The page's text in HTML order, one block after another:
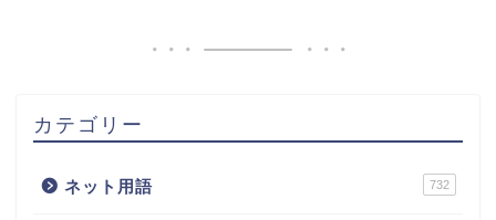
カテゴリー
ネット用語 732